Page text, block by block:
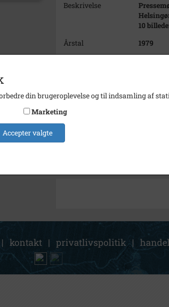
Beskrivelse
10
Årstal
1979
Arkiv
Søg videre i Lokalarkivet
| kontakt | privatlivspolitik |
din brugeroplevelse og til indsamling af
Marketing
Accepter valgte